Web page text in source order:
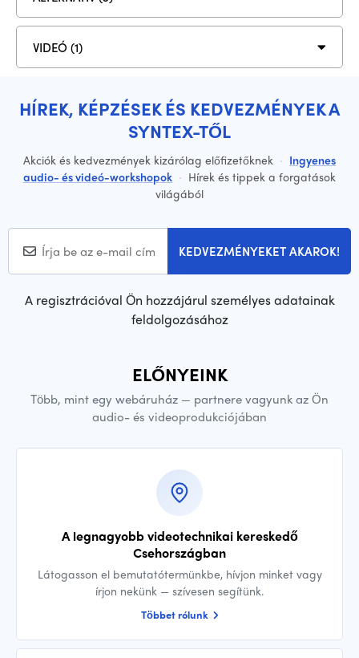
VIDEÓ (1)
HÍREK, KÉPZÉSEK ÉS KEDVEZMÉNYEK A
SYNTEX-TŐL
Akciók és kedvezmények kizárólag előfizetőknek · Ingyenes
audio- és videó-workshopok · Hírek és tippek a forgatások
világából
KEDVEZMÉNYEKET AKAROK!
A regisztrációval Ön hozzájárul személyes adatainak
feldolgozásához
ELŐNYEINK
Több, mint egy webáruház — partnere vagyunk az Ön
audio- és videoprodukciójában
A legnagyobb videotechnikai kereskedő
Csehországban
Látogasson el bemutatótermünkbe, hívjon minket vagy
írjon nekünk — szívesen segítünk.
Többet rólunk